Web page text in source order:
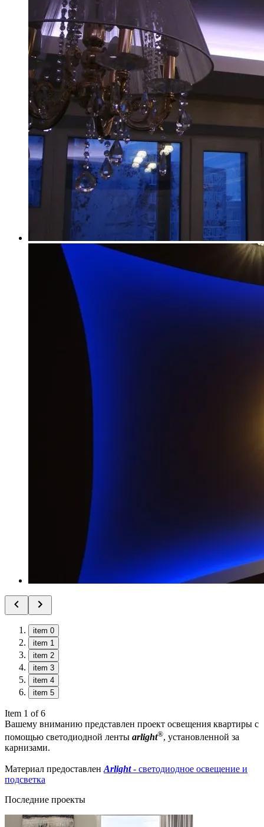
item 0
item 1
item 2
item 3
item 4
item 5
Item 1 of 6
Вашему вниманию представлен проект освещения квартиры с
помощью светодиодной ленты arlight®, установленной за
карнизами.
Материал предоставлен Arlight- светодиодное освещение и
подсветка
Последние проекты